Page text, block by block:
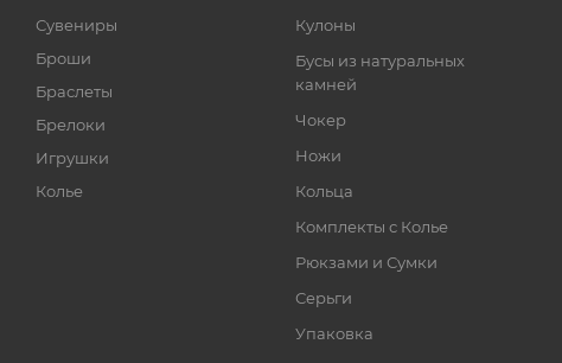
Сувениры
Броши
Браслеты
Брелоки
Игрушки
Колье
Кулоны
Бусы из натуральных
камней
Чокер
Ножи
Кольца
Комплекты с Колье
Рюкзами и Сумки
Серьги
Упаковка